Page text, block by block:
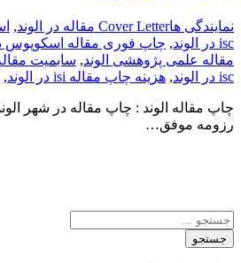
نمایندگی هاCover Letter مقاله در الوند ,
isc در الوند
, چاپ فوری مقاله اسکوپوس
مقاله علمی پژوهشی الوند, سابمیت
isc در الوند
, هزینه چاپ مقاله isi در الوند ,
چاپ مقاله الوند : چاپ مقاله در شهر
رزومه موفق…
جستجو